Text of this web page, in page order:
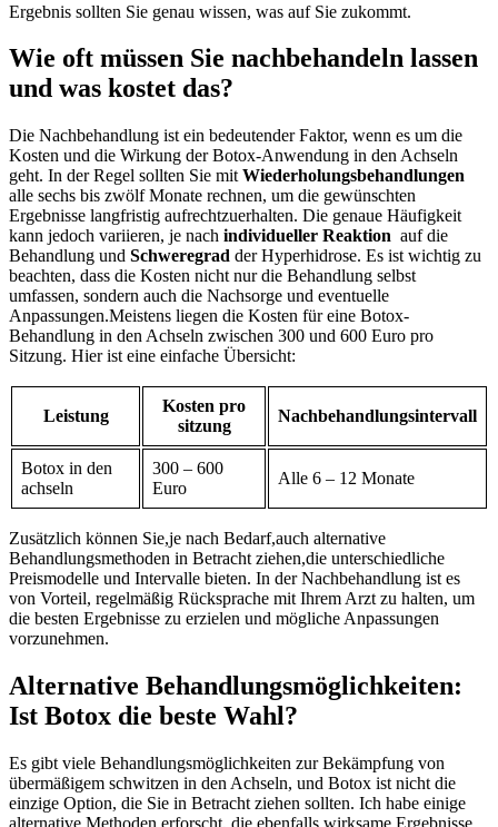
Ergebnis sollten Sie genau‍ wissen, was auf Sie zukommt.
Wie⁢ oft müssen Sie nachbehandeln lassen
und was kostet​ das?
Die Nachbehandlung ist ein bedeutender Faktor, wenn es um die
Kosten und die Wirkung der Botox-Anwendung in den Achseln
geht. In der ⁢Regel sollten Sie mit Wiederholungsbehandlungen
‍alle⁢ sechs bis zwölf Monate rechnen, um die gewünschten
Ergebnisse langfristig aufrechtzuerhalten.‌ Die genaue Häufigkeit
kann jedoch variieren, je nach individueller Reaktion ‍ auf die
Behandlung und Schweregrad der Hyperhidrose. Es ist wichtig zu
beachten, dass ⁣die Kosten‌ nicht nur die Behandlung selbst
umfassen, ⁤sondern auch die Nachsorge und eventuelle‍
Anpassungen.Meistens liegen die Kosten für eine Botox-
Behandlung in den Achseln zwischen 300 und 600 Euro pro
Sitzung. Hier ist eine ‍einfache Übersicht:
Leistung
Kosten pro
sitzung
Nachbehandlungsintervall
Botox in den
achseln
300 – 600
Euro
Alle‌ 6 – ⁣12 Monate
Zusätzlich können Sie,je nach Bedarf,auch alternative
Behandlungsmethoden in Betracht ziehen,die unterschiedliche
Preismodelle und Intervalle bieten. In der Nachbehandlung‍ ist es
von Vorteil, regelmäßig Rücksprache mit Ihrem Arzt zu halten, um
die besten Ergebnisse zu​ erzielen und mögliche Anpassungen
vorzunehmen.
Alternative Behandlungsmöglichkeiten:
Ist Botox die beste Wahl?
Es gibt viele Behandlungsmöglichkeiten zur Bekämpfung von
⁣übermäßigem schwitzen in den Achseln, und Botox ist nicht die
einzige Option, die ⁣Sie in Betracht ziehen sollten. Ich habe einige